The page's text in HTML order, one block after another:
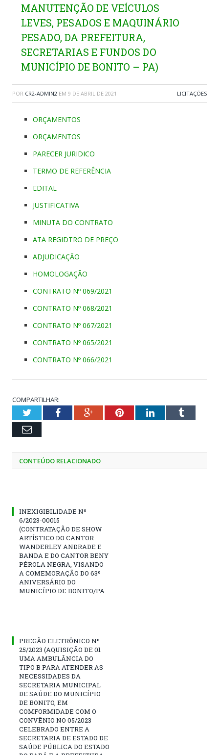
MANUTENÇÃO DE VEÍCULOS
LEVES, PESADOS E MAQUINÁRIO
PESADO, DA PREFEITURA,
SECRETARIAS E FUNDOS DO
MUNICÍPIO DE BONITO – PA)
POR CR2-ADMIN2 EM 9 DE ABRIL DE 2021 LICITAÇÕES
ORÇAMENTOS
ORÇAMENTOS
PARECER JURIDICO
TERMO DE REFERÊNCIA
EDITAL
JUSTIFICATIVA
MINUTA DO CONTRATO
ATA REGIDTRO DE PREÇO
ADJUDICAÇÃO
HOMOLOGAÇÃO
CONTRATO Nº 069/2021
CONTRATO Nº 068/2021
CONTRATO Nº 067/2021
CONTRATO Nº 065/2021
CONTRATO Nº 066/2021
COMPARTILHAR:
TwitterFacebookGoogle+PinterestLinkedInTumblr
Email
CONTEÚDO RELACIONADO
INEXIGIBILIDADE Nº
6/2023-00015
(CONTRATAÇÃO DE SHOW
ARTÍSTICO DO CANTOR
WANDERLEY ANDRADE E
BANDA E DO CANTOR BENY
PÉROLA NEGRA, VISANDO
A COMEMORAÇÃO DO 63º
ANIVERSÁRIO DO
MUNICÍPIO DE BONITO/PA
PREGÃO ELETRÔNICO Nº
25/2023 (AQUISIÇÃO DE 01
UMA AMBULÂNCIA DO
TIPO B PARA ATENDER AS
NECESSIDADES DA
SECRETARIA MUNICIPAL
DE SAÚDE DO MUNICÍPIO
DE BONITO, EM
COMFORMIDADE COM O
CONVÊNIO NO 05/2023
CELEBRADO ENTRE A
SECRETARIA DE ESTADO DE
SAÚDE PÚBLICA DO ESTADO